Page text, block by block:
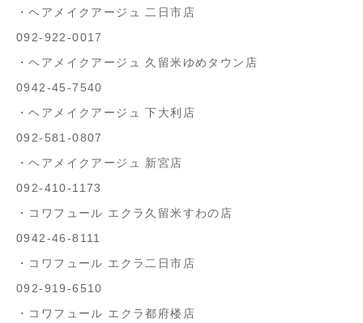
・ヘアメイクアージュ 二日市店
092-922-0017
・ヘアメイクアージュ 久留米ゆめタウン店
0942-45-7540
・ヘアメイクアージュ 下大利店
092-581-0807
・ヘアメイクアージュ 新宮店
092-410-1173
・コワフュール エクラ久留米すわの店
0942-46-8111
・コワフュール エクラ二日市店
092-919-6510
・コワフュール エクラ都府楼店